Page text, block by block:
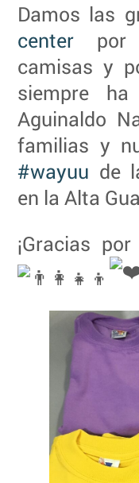
Damos las
center por
camisas y
siempre
Aguinaldo
familias y
#wayuu de
en la Alta
¡Gracias